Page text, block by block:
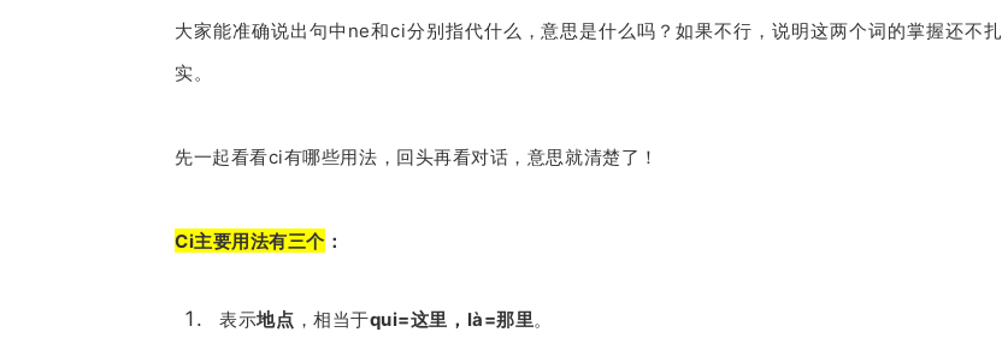
大家能准确说出句中ne和ci分别指代什么，意思是什么吗？如果不行，说明这两个词的掌握还不扎
实。
先一起看看ci有哪些用法，回头再看对话，意思就清楚了！
Ci主要用法有三个 ：
表示地点 ，相当于qui=这里，là=那里。